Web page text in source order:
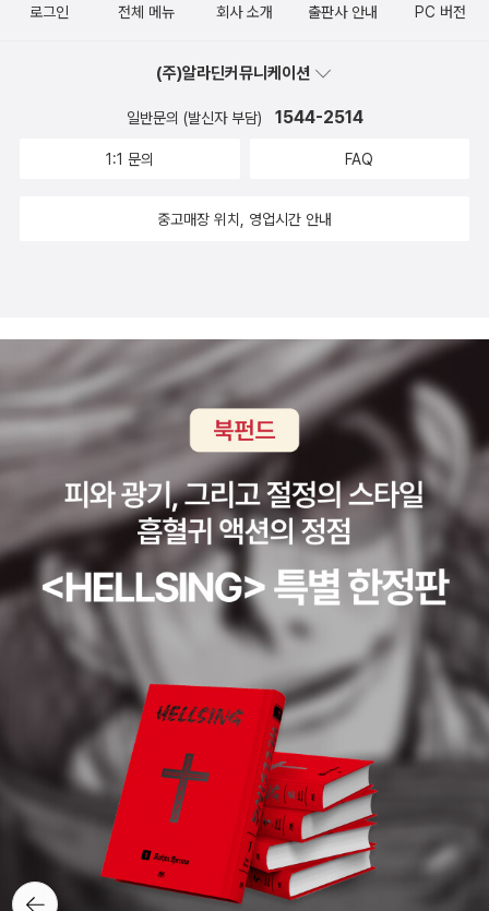
21.) 개인정보보호위원회에서 고려대학교 산학협력단(총괄책임
서이다. http://cfile205.uf.daum.net/attach/2405A43659
36A4282C0909 에서 PDF 파일을 볼 수 있다.2. 박노형 외 8
인, 『EU 개인정보보호법: GDPR을 중심으로』, 박영사 (2017. 11.
언, 김경환, 박노형, 박영우, 이상직, 이창범, 정명현, 최주선 여덟
판)』, 박영사 (2016. 8. 30.)이 있다. 2014년에 처음 나왔는데,
법령과 기술 변화를 반영한 개정판이다. 마지막 글인 최경진, 'EU
와 미국의 개인정보 규율체계 개선 동향'이 GDPR을 주요 쟁점
위주로 소개하고 있다.4. 외국문헌들은, 위 국내문헌들이 기본적
인 텍스트들은 얼추 언급하고 있어서 이를 참고할 수 있다. 그중
에 재미있고 수월하게 읽을 만한 글이, 대니얼 솔로브, 'Why I Lo
ve the GDPR: 10 Reasons'이다. 아래와 같은 상당히 부담스러
운(?) 이미지와, 문장으로 글을 열고 있다. 원문은 https://teach
privacy.com/why-i-love-the-gdpr/. 위 『유럽연합의 개인정
보보호법, GDPR』 서장이 이를 거의 그대로 요약하고 있다.I hav
e a confession to make, one that is difficult to fess up to
on the US side of the pond:I love the GDPR. 그 첫문장처
럼 미국 분위기에서는 조금 이질적(?)인 입장이라 할 수 있다(미
국에서는 GDPR을 'four-letter word'라며 폄하하기도 한다).
그의 책들을 보면 존 듀이의 실용주의, 존 스튜어트 밀의 공리주
의에 터 잡으면서도, 리처드 포스너(법경제학), 에릭 포스너(국제
법) 부자 등과는 변별되는 입장을 취한다.
뒤로가
로그인 전체 메뉴 회사 소개 출판사 안내 PC 버전
(주)알라딘커뮤니케이션
일반문의 (발신자 부담) 1544-2514
1:1 문의 FAQ
중고매장 위치, 영업시간 안내